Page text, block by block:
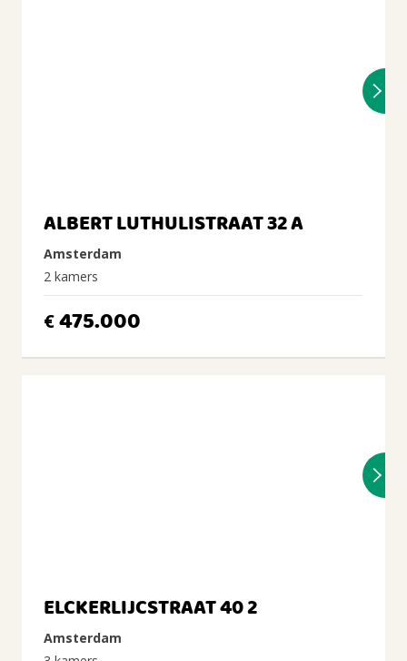
ALBERT LUTHULISTRAAT 32 A
Amsterdam
2 kamers
€475.000
ELCKERLIJCSTRAAT 40 2
Amsterdam